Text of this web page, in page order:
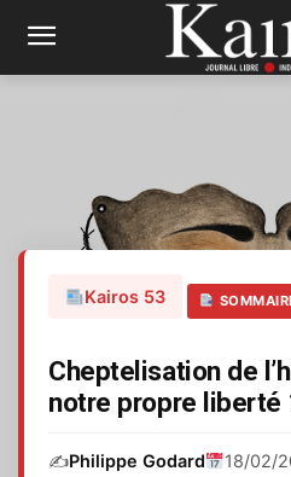
Kairos 53
Cheptelisation de
notre propre liberté
✍️Philippe Godard 18/02/